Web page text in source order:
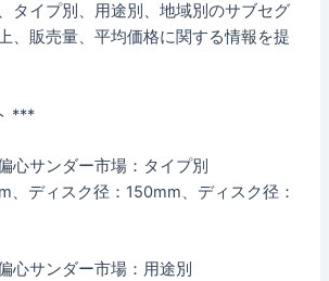
タイプ別、用途別、地域別のサブセグ
、販売量、平均価格に関する情報を提
***
心サンダー市場：タイプ別
、ディスク径：150mm、ディスク径：
心サンダー市場：用途別